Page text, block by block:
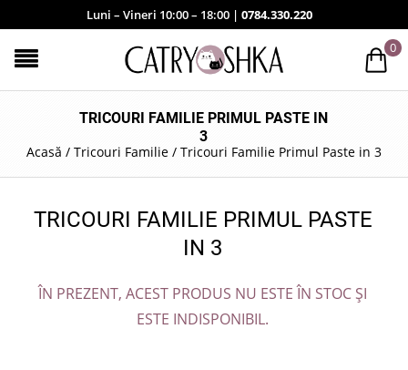
Luni – Vineri 10:00 – 18:00 | 0784.330.220
0
TRICOURI FAMILIE PRIMUL PASTE IN
3
Acasă / Tricouri Familie / Tricouri Familie Primul Paste in 3
TRICOURI FAMILIE PRIMUL PASTE
IN 3
ÎN PREZENT, ACEST PRODUS NU ESTE ÎN STOC ȘI
ESTE INDISPONIBIL.